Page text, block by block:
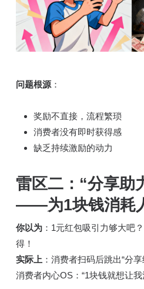
问题根源：
奖励不直接，流程繁琐
消费者没有即时获得感
缺乏持续激励的动力
雷区二：“分享助
——为1块钱消耗
你以为：1元红包吸引力够大吧
得！
实际上 ：消费者扫码后跳出“分
消费者内心OS：“1块钱就想让